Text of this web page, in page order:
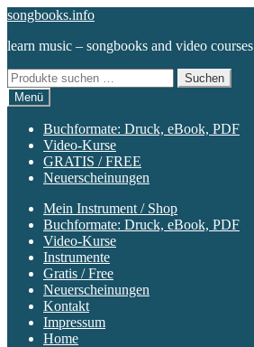
Zur
springen
Zum
springen
songbooks.info
learn music – songbooks and video courses
Suchen
nach:
Suchen
Menü
Buchformate: Druck, eBook, PDF
Video-Kurse
GRATIS / FREE
Neuerscheinungen
Mein Instrument / Shop
Buchformate: Druck, eBook, PDF
Video-Kurse
Instrumente
Gratis / Free
Neuerscheinungen
Kontakt
Impressum
Home